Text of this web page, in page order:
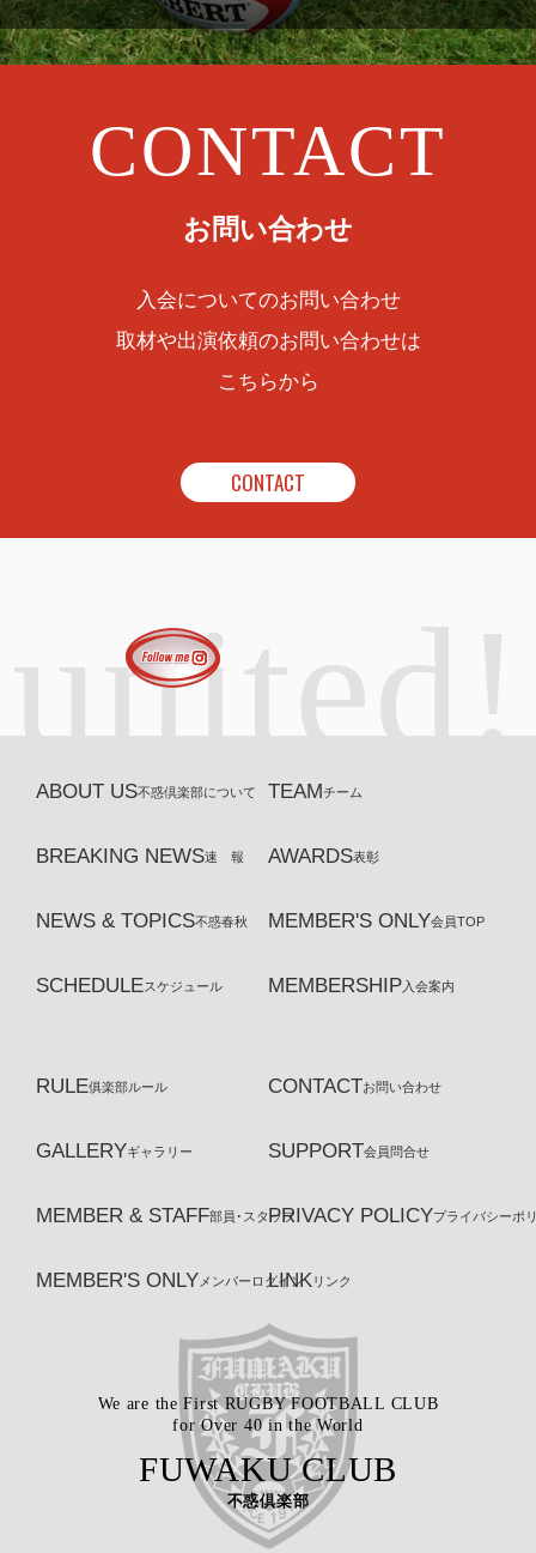
CONTACT
お問い合わせ
入会についてのお問い合わせ
取材や出演依頼のお問い合わせは
こちらから
CONTACT
united!
ABOUT US不惑倶楽部について
BREAKING NEWS速 報
NEWS & TOPICS不惑春秋
SCHEDULEスケジュール
TEAMチーム
AWARDS表彰
MEMBER'S ONLY会員TOP
MEMBERSHIP 入会案内
RULE俱楽部ルール
GALLERYギャラリー
MEMBER & STAFF部員･スタッフ
MEMBER'S ONLY メンバーログイン
CONTACTお問い合わせ
SUPPORT会員問合せ
PRIVACY POLICYプライバシーポ
LINK リンク
We are the First RUGBY FOOTBALL CLUB
for Over 40 in the World
FUWAKU CLUB
不惑倶楽部